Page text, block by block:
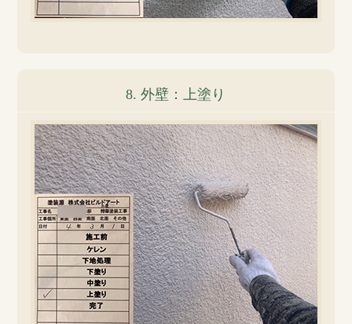
8. 外壁：上塗り